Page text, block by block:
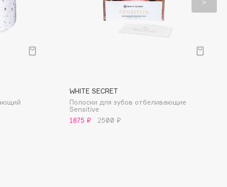
WHITE SECRET
Полоски для зубов отбеливающие
Sensitive
1875 ₽
2500 ₽